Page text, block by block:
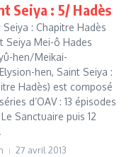
Seiya : 5/ Hadès
Seiya : Chapitre Hadès
Seiya Mei-ô Hades
hen/Meikai-
hen, Saint Seiya :
Hadès) est composé
d’OAV : 13 épisodes
Sanctuaire puis 12
27 avril 2013